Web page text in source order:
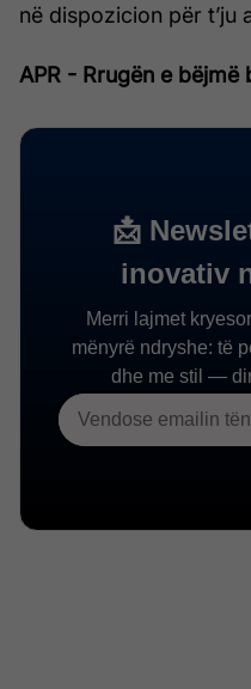
në dispozicion për t’ju
APR - Rrugën e bëjmë